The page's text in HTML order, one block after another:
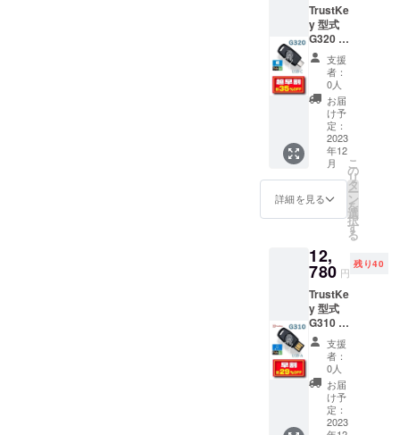
TrustKe
y 型式
G320 超
早割
35％OF
F 一般
販売予
定価格
19,500
円 税送
料込み
支援
者：
0人
お届
け予
定：
2023
年12
月
詳細を見る
こ
の
リ
タ
ー
ン
を
選
択
す
る
12,
780 円
残り40
TrustKe
y 型式
G310 早
割
29％OF
F 一般
販売予
定価格
18,000
円 税送
支援
者：
0人
お届
け予
定：
2023